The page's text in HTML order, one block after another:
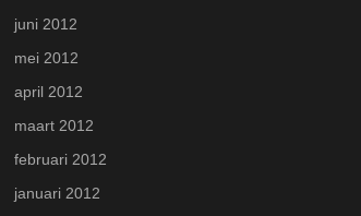
juni 2012
mei 2012
april 2012
maart 2012
februari 2012
januari 2012